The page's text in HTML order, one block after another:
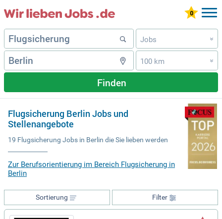
Jobs »
100 km »
Finden
Flugsicherung Berlin Jobs und
Stellenangebote
19 Flugsicherung Jobs in Berlin die Sie lieben werden
Zur Berufsorientierung im Bereich Flugsicherung in
Berlin
Filter
Sortierung